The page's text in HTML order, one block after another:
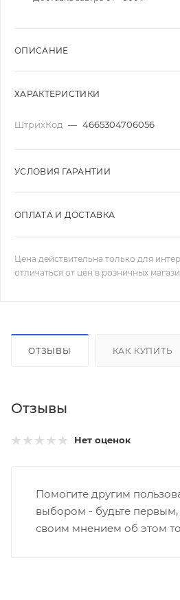
ОПИСАНИЕ
ХАРАКТЕРИСТИКИ
ШтрихКод — 4665304706056
УСЛОВИЯ ГАРАНТИИ
ОПЛАТА И ДОСТАВКА
Цена действительна только для
отличаться от цен в розничных
ОТЗЫВЫ КАК КУПИТЬ
Отзывы
Нет оценок
Помогите другим
выбором - будьте первым,
своим мнением об этом